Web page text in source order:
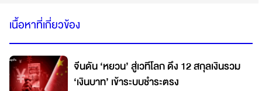
เนื้อหาที่เกี่ยวข้อง
จีนดัน ‘หยวน’ สู่เวทีโลก ดึง 12 สกุลเงินรวม
‘เงินบาท’ เข้าระบบชำระตรง